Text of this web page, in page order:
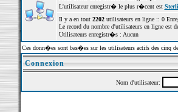
L'utilisateur enregistr� le plus r�cent est
Il y a en tout 2202utilisateurs en ligne :: 0
Le record du nombre d'utilisateurs en ligne est
Utilisateurs enregistr�s : Aucun
Ces donn�es sont bas�es sur les utilisateurs actifs des cinq
Connexion
Nom d'utilisateur: